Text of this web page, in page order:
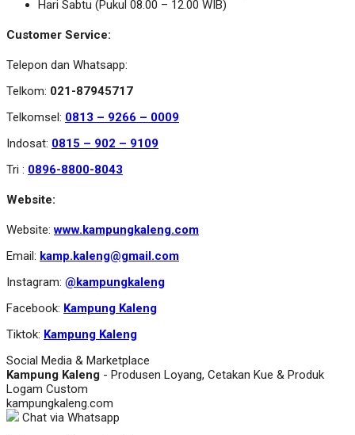
Hari Sabtu (Pukul 08.00 – 12.00 WIB)
Customer Service:
Telepon dan Whatsapp:
Telkom: 021-87945717
Telkomsel: 0813 – 9266 – 0009
Indosat: 0815 – 902 – 9109
Tri : 0896-8800-8043
Website:
Website:www.kampungkaleng.com
Email: kamp.kaleng@gmail.com
Instagram: @kampungkaleng
Facebook: Kampung Kaleng
Tiktok: Kampung Kaleng
Social Media & Marketplace
Kampung Kaleng - Produsen Loyang, Cetakan Kue & Produk
Logam Custom
kampungkaleng.com
Chat via Whatsapp